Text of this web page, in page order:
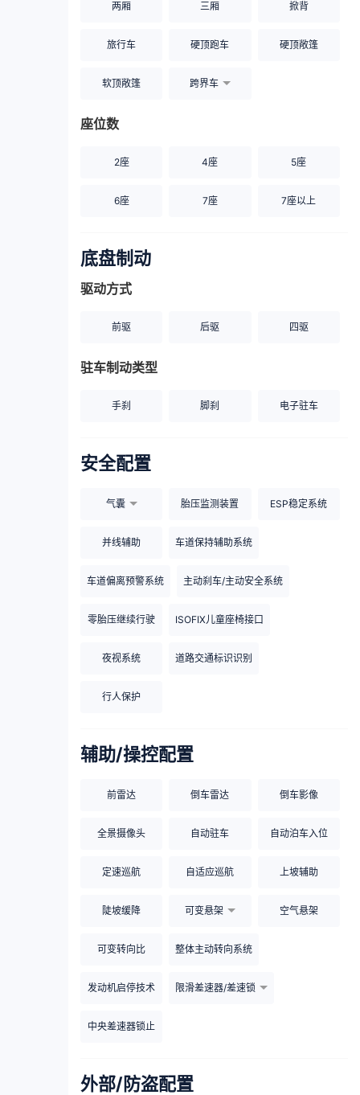
两厢 三厢 掀背
旅行车 硬顶跑车 硬顶敞篷
软顶敞篷 跨界车
座位数
2座 4座 5座
6座 7座 7座以上
底盘制动
驱动方式
前驱 后驱 四驱
驻车制动类型
手刹 脚刹 电子驻车
安全配置
气囊 胎压监测装置 ESP稳定系统
并线辅助 车道保持辅助系统
车道偏离预警系统 主动刹车/主动安全系统
零胎压继续行驶 ISOFIX儿童座椅接口
夜视系统 道路交通标识识别
行人保护
辅助/操控配置
前雷达 倒车雷达 倒车影像
全景摄像头 自动驻车 自动泊车入位
定速巡航 自适应巡航 上坡辅助
陡坡缓降 可变悬架 空气悬架
可变转向比 整体主动转向系统
发动机启停技术 限滑差速器/差速锁
中央差速器锁止
外部/防盗配置